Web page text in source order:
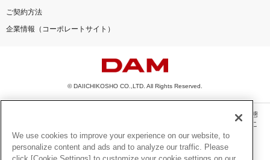
ご契約方法
企業情報（コーポレートサイト）
© DAIICHIKOSHO CO.,LTD. All Rights Reserved.
このサイトに掲載されている一切の文章・画像・写真・動画・音声等を、手段や形態
を問わず、著作権法の定める範囲を超えて無断で複製、転載、ファイル化などするこ
とを禁じます。
楽曲及びコンテンツは、機種によりご利用いただけない場合があります。
We use cookies to improve your experience on our website, to
personalize content and ads and to analyze our traffic. Please